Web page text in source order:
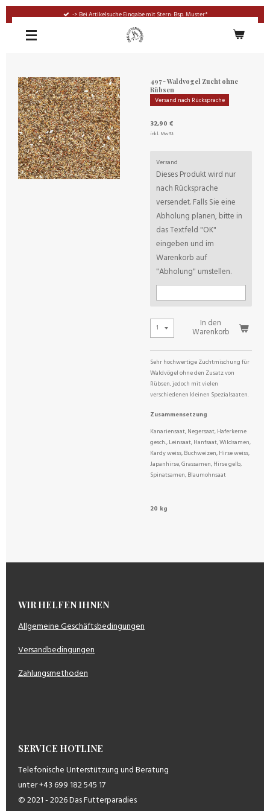
springen
-> Bei Artikelsuche Eingabe mit Stern: Bsp. Muster*
497 - Waldvogel Zucht ohne
Rübsen
Versand nach Rücksprache
32,90 €
inkl. MwSt
Versand
Dieses Produkt wird nur
nach Rücksprache
versendet. Falls Sie eine
Abholung planen, bitte in
das Textfeld "OK"
eingeben und im
Warenkorb auf
"Abholung" umstellen.
In den
Warenkorb
Sehr hochwertige Zuchtmischung für
Waldvögel ohne den Zusatz von
Rübsen, jedoch mit vielen
verschiedenen kleinen Spezialsaaten.
Zusammensetzung
Kanariensaat, Negersaat, Haferkerne
gesch., Leinsaat, Hanfsaat, Wildsamen,
Kardy weiss, Buchweizen, Hirse weiss,
Japanhirse, Grassamen, Hirse gelb,
Spinatsamen, Blaumohnsaat
20 kg
WIR HELFEN IHNEN
Allgemeine Geschäftsbedingungen
Versandbedingungen
Zahlungsmethoden
SERVICE HOTLINE
Telefonische Unterstützung und Beratung
unter +43 699 182 545 17
© 2021 - 2026 Das Futterparadies